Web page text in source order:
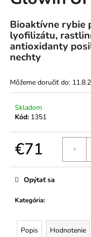
z
5
hviezdičiek.
Bioaktívne rybie
lyofilizátu,
antioxidanty
nechty
Môžeme doručiť do:
Skladom
Kód: 1351
€71
Kategória:
Opýtať sa
Popis Hodnotenie
j
s
ť
?
d
p